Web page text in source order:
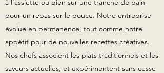
à l'assiette ou bien sur une tranche de pain
pour un repas sur le pouce. Notre entreprise
évolue en permanence, tout comme notre
appétit pour de nouvelles recettes créatives.
Nos chefs associent les plats traditionnels et les
saveurs actuelles, et expérimentent sans cesse